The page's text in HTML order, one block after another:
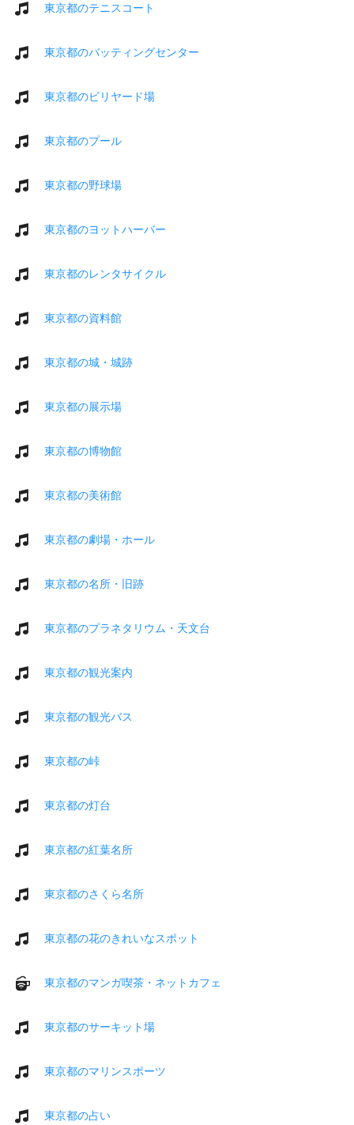
東京都のテニスコート
東京都のバッティングセンター
東京都のビリヤード場
東京都のプール
東京都の野球場
東京都のヨットハーバー
東京都のレンタサイクル
東京都の資料館
東京都の城・城跡
東京都の展示場
東京都の博物館
東京都の美術館
東京都の劇場・ホール
東京都の名所・旧跡
東京都のプラネタリウム・天文台
東京都の観光案内
東京都の観光バス
東京都の峠
東京都の灯台
東京都の紅葉名所
東京都のさくら名所
東京都の花のきれいなスポット
東京都のマンガ喫茶・ネットカフェ
東京都のサーキット場
東京都のマリンスポーツ
東京都の占い